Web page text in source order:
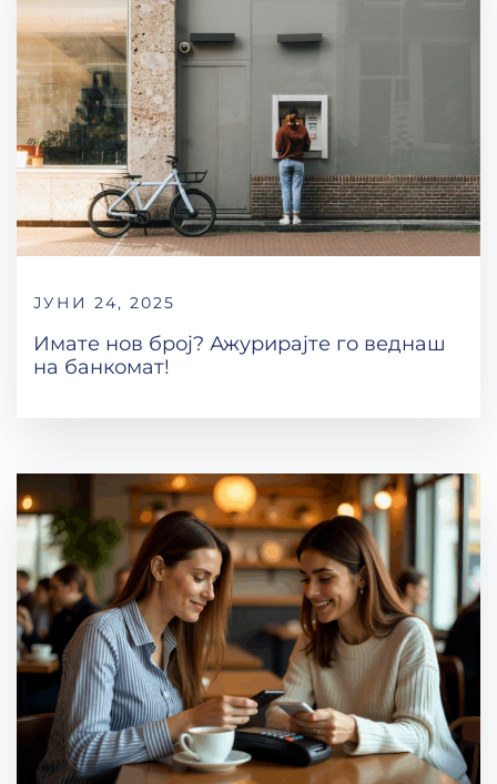
ЈУНИ 24, 2025
Имате нов број? Ажурирајте го веднаш
на банкомат!